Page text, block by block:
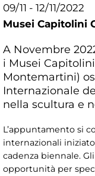
09/11 - 12/11/2022
Musei Capitolini
A Novembre
i Musei
Montemartini)
Internazionale
nella scultura e
L’appuntamento si
internazionali
cadenza biennale.
opportunità per